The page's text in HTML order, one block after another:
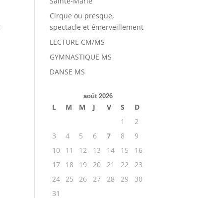
Cirque ou presque,
spectacle et émerveillement
LECTURE CM/MS
GYMNASTIQUE MS
DANSE MS
août 2026
L M M J V S
D
1
2
3
4 5 6 7 8
9
10
11 12 13 14 15
16
17
18 19 20 21 22
23
24 25 26 27 28 29
30
31